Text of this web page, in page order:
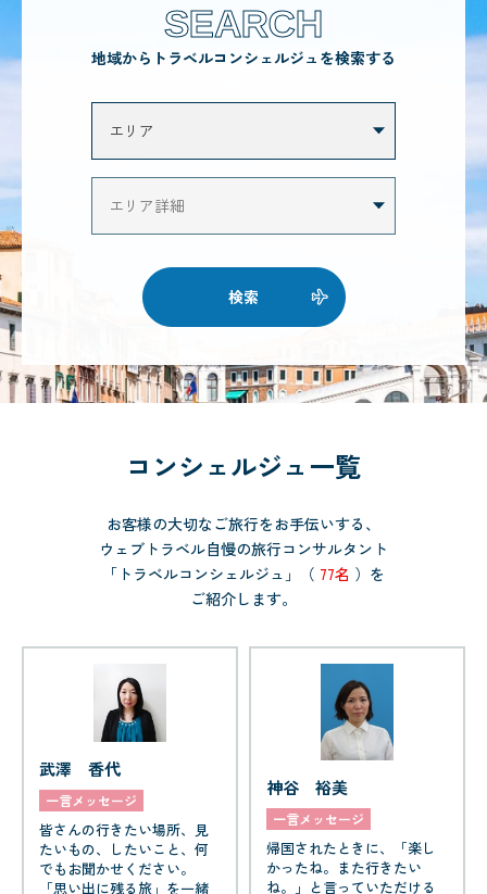
SEARCH
地域からトラベルコンシェルジュを検索する
検索
コンシェルジュ一覧
お客様の大切なご旅行をお手伝いする、
ウェブトラベル自慢の旅行コンサルタント
「トラベルコンシェルジュ」（ 77名 ）を
ご紹介します。
武澤 香代
一言メッセージ
皆さんの行きたい場所、見
たいもの、したいこと、何
でもお聞かせください。
「思い出に残る旅」を一緒
神谷 裕美
一言メッセージ
帰国されたときに、「楽し
かったね。また行きたい
ね。」と言っていただける